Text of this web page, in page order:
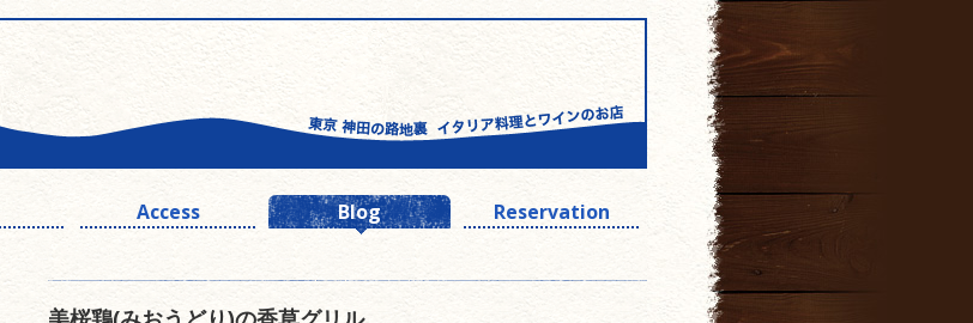
Access Blog Reservation